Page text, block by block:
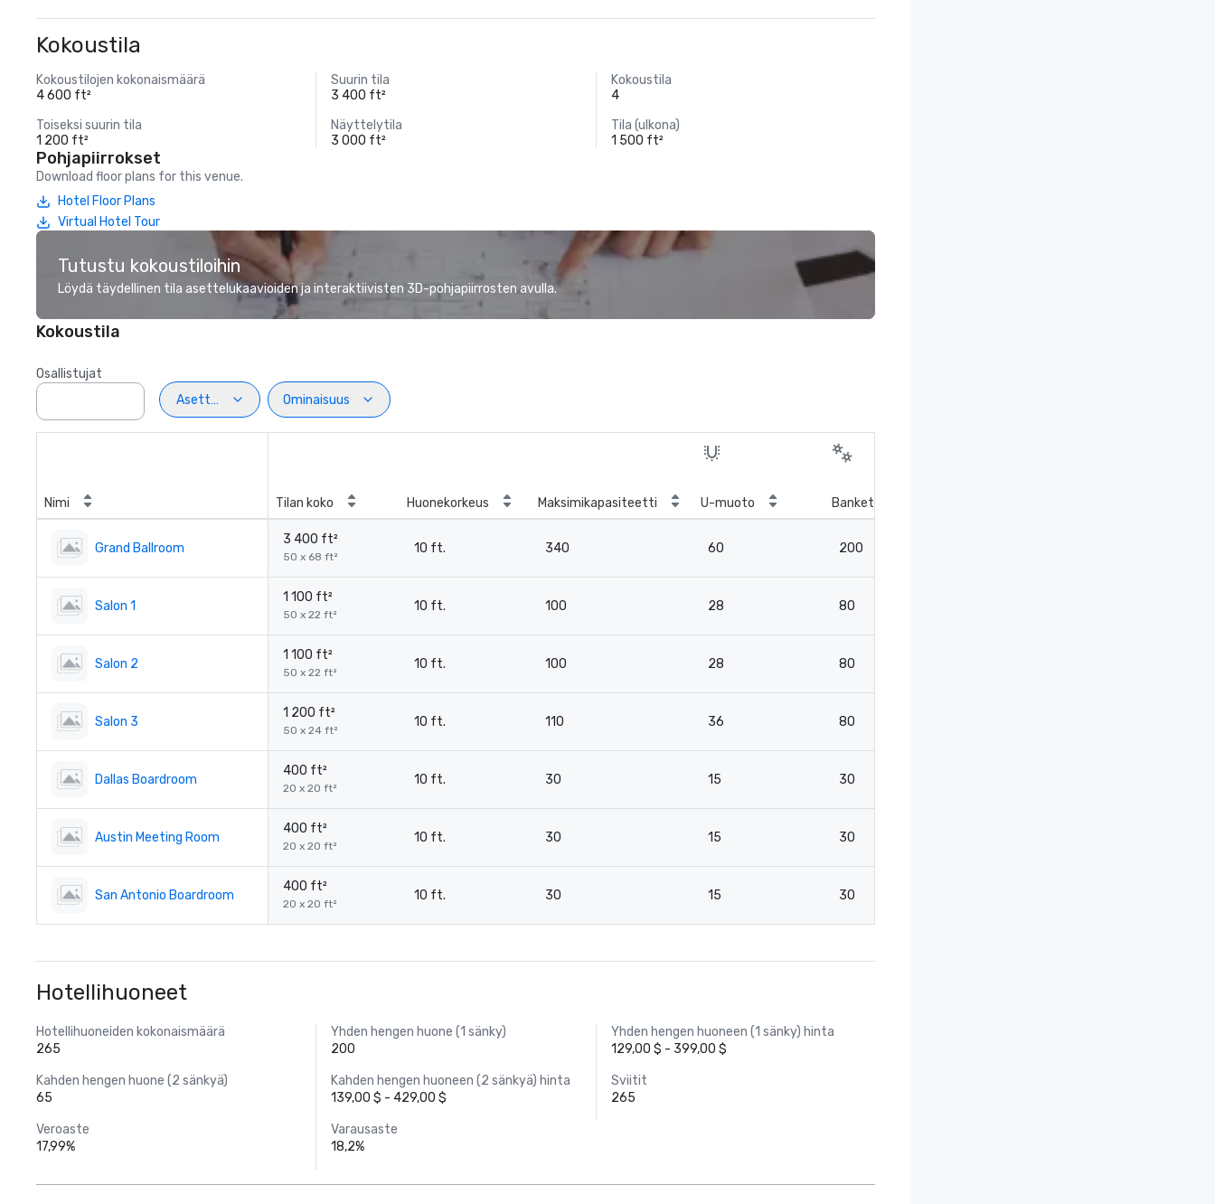
Kokoustila
Kokoustilojen kokonaismäärä
4 600 ft²
Suurin tila
3 400 ft²
Kokoustila
4
Toiseksi suurin tila
1 200 ft²
Näyttelytila
3 000 ft²
Tila (ulkona)
1 500 ft²
Pohjapiirrokset
Download floor plans for this venue.
Hotel Floor Plans
Virtual Hotel Tour
Tutustu kokoustiloihin
Löydä täydellinen tila asettelukaavioiden ja interaktiivisten 3D-pohjapiirrosten avulla.
Kokoustila
Osallistujat
Asettelu
Ominaisuus
Nimi Tilan koko Huonekorkeus Maksimikapasiteetti U-muoto Bankettiasettelu
Grand Ballroom
3 400 ft²
50 x 68 ft²
10 ft. 340 60 200
Salon 1
1 100 ft²
50 x 22 ft²
10 ft. 100 28 80
Salon 2
1 100 ft²
50 x 22 ft²
10 ft. 100 28 80
Salon 3
1 200 ft²
50 x 24 ft²
10 ft. 110 36 80
Dallas Boardroom
400 ft²
20 x 20 ft²
10 ft. 30 15 30
Austin Meeting Room
400 ft²
20 x 20 ft²
10 ft. 30 15 30
San Antonio Boardroom
400 ft²
20 x 20 ft²
10 ft. 30 15 30
Hotellihuoneet
Hotellihuoneiden kokonaismäärä
265
Yhden hengen huone (1 sänky)
200
Yhden hengen huoneen (1 sänky) hinta
129,00 $ - 399,00 $
Kahden hengen huone (2 sänkyä)
65
Kahden hengen huoneen (2 sänkyä) hinta
139,00 $ - 429,00 $
Sviitit
265
Veroaste
17,99%
Varausaste
18,2%